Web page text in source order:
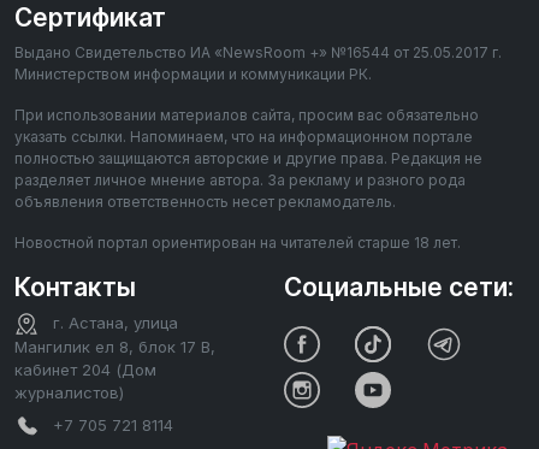
Сертификат
Выдано Свидетельство ИА «NewsRoom +» №16544 от 25.05.2017 г.
Министерством информации и коммуникации РК.
При использовании материалов сайта, просим вас обязательно
указать ссылки. Напоминаем, что на информационном портале
полностью защищаются авторские и другие права. Редакция не
разделяет личное мнение автора. За рекламу и разного рода
объявления ответственность несет рекламодатель.
Новостной портал ориентирован на читателей старше 18 лет.
Контакты
г. Астана, улица
Мангилик ел 8, блок 17 В,
кабинет 204 (Дом
журналистов)
+7 705 721 8114
Социальные сети: